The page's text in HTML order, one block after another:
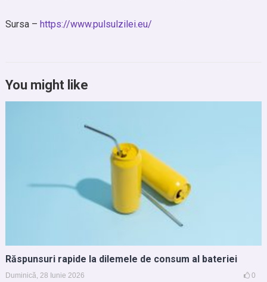
Sursa – https://www.pulsulzilei.eu/
You might like
Răspunsuri rapide la dilemele de consum al bateriei
Duminică, 28 Iunie 2026 0